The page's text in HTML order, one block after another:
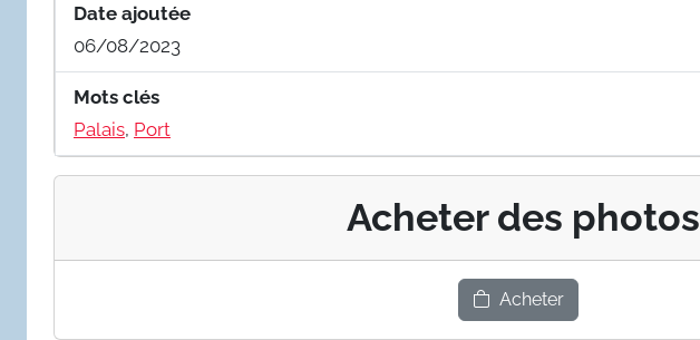
Date ajoutée
06/08/2023
Mots clés
Palais, Port
Acheter des photos
Acheter